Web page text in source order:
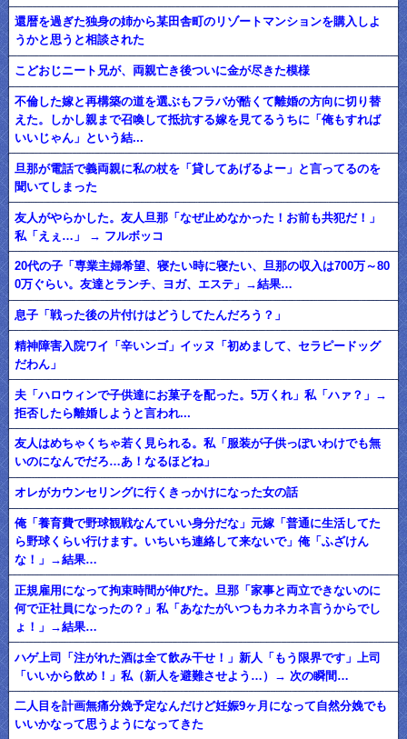
還暦を過ぎた独身の姉から某田舎町のリゾートマンションを購入しよ
うかと思うと相談された
こどおじニート兄が、両親亡き後ついに金が尽きた模様
不倫した嫁と再構築の道を選ぶもフラバが酷くて離婚の方向に切り替
えた。しかし親まで召喚して抵抗する嫁を見てるうちに「俺もすれば
いいじゃん」という結...
旦那が電話で義両親に私の杖を「貸してあげるよー」と言ってるのを
聞いてしまった
友人がやらかした。友人旦那「なぜ止めなかった！お前も共犯だ！」
私「えぇ…」 → フルボッコ
20代の子「専業主婦希望、寝たい時に寝たい、旦那の収入は700万～80
0万ぐらい。友達とランチ、ヨガ、エステ」→結果…
息子「戦った後の片付けはどうしてたんだろう？」
精神障害入院ワイ「辛いンゴ」イッヌ「初めまして、セラピードッグ
だわん」
夫「ハロウィンで子供達にお菓子を配った。5万くれ」私「ハァ？」→
拒否したら離婚しようと言われ...
友人はめちゃくちゃ若く見られる。私「服装が子供っぽいわけでも無
いのになんでだろ…あ！なるほどね」
オレがカウンセリングに行くきっかけになった女の話
俺「養育費で野球観戦なんていい身分だな」元嫁「普通に生活してた
ら野球くらい行けます。いちいち連絡して来ないで」俺「ふざけん
な！」→結果…
正規雇用になって拘束時間が伸びた。旦那「家事と両立できないのに
何で正社員になったの？」私「あなたがいつもカネカネ言うからでし
ょ！」→結果…
ハゲ上司「注がれた酒は全て飲み干せ！」新人「もう限界です」上司
「いいから飲め！」私（新人を避難させよう…）→ 次の瞬間…
二人目を計画無痛分娩予定なんだけど妊娠9ヶ月になって自然分娩でも
いいかなって思うようになってきた